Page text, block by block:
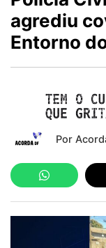
agrediu
Entorno
Por